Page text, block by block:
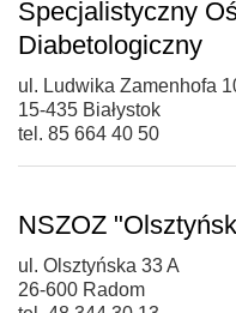
Specjalistyczny
Diabetologiczny
ul. Ludwika Zamenhofa
15-435 Białystok
tel. 85 664 40 50
NSZOZ
ul. Olsztyńska 33 A
26-600 Radom